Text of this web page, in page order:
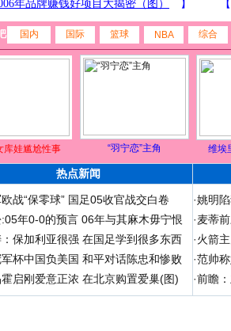
国内 国际 篮球 NBA 综合
库娃尴尬性事 “羽宁恋”主角 维埃
热点新闻
战“保零球” 国足05收官战交白卷
年0-0的预言 06年与其麻木毋宁恨
保加利亚很强 在国足学到很多东西
杯中国负美国 和平对话陈忠和惨败
启刚爱意正浓 在北京购置爱巢(图)
·姚明
·麦蒂
·火箭
·范帅
·前瞻